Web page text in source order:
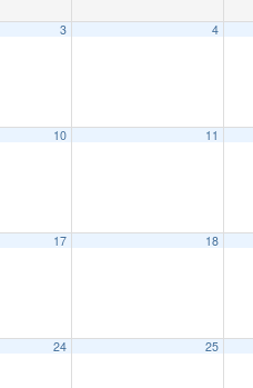
3 4
10 11
17 18
24 25